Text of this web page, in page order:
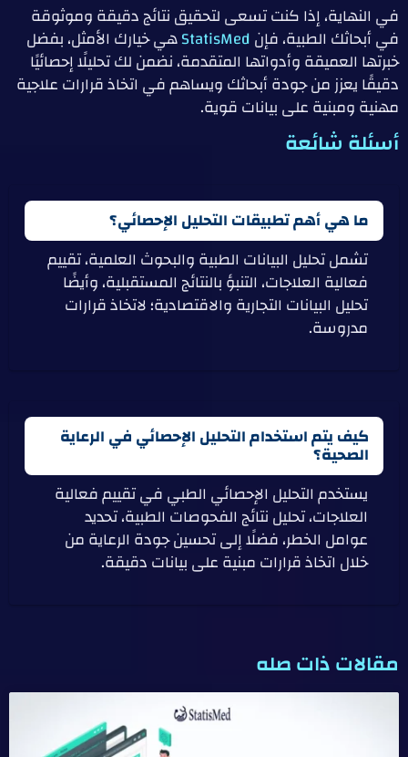
في النهاية، إذا كنت تسعى لتحقيق نتائج دقيقة وموثوقة
في أبحاثك الطبية، فإنStatisMedهي خيارك الأمثل، بفضل
خبرتها العميقة وأدواتها المتقدمة، نضمن لك تحليلًا إحصائيًا
دقيقًا يعزز من جودة أبحاثك ويساهم في اتخاذ قرارات علاجية
مهنية ومبنية على بيانات قوية.
أسئلة شائعة
ما هي أهم تطبيقات التحليل الإحصائي؟
تشمل تحليل البيانات الطبية والبحوث العلمية، تقييم
فعالية العلاجات، التنبؤ بالنتائج المستقبلية، وأيضًا
تحليل البيانات التجارية والاقتصادية؛ لاتخاذ قرارات
مدروسة.
كيف يتم استخدام التحليل الإحصائي في الرعاية
الصحية؟
يستخدم التحليل الإحصائي الطبي في تقييم فعالية
العلاجات، تحليل نتائج الفحوصات الطبية، تحديد
عوامل الخطر، فضلًا إلى تحسين جودة الرعاية من
خلال اتخاذ قرارات مبنية على بيانات دقيقة.
مقالات ذات صله